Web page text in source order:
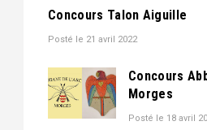
Concours Talon Aiguille
Posté le 21 avril 2022
Concours
Morges
Posté le 18 avril